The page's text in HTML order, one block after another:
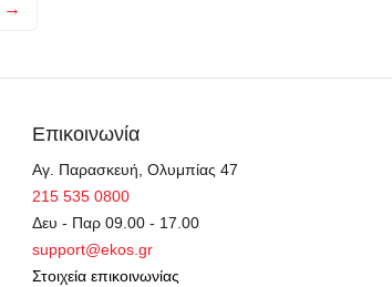
Επικοινωνία
Αγ. Παρασκευή, Ολυμπίας 47
215 535 0800
Δευ - Παρ 09.00 - 17.00
support@ekos.gr
Στοιχεία επικοινωνίας